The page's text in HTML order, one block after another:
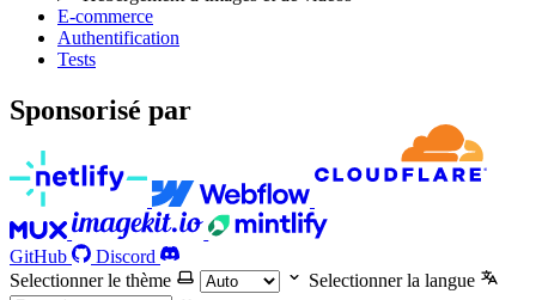
E-commerce
Authentification
Tests
Sponsorisé par
GitHub
Discord
Selectionner le thème
Selectionner la langue